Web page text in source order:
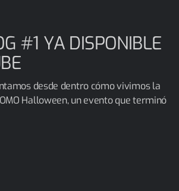
#1 YA DISPONIBLE
desde dentro cómo vivimos la
Halloween, un evento que terminó